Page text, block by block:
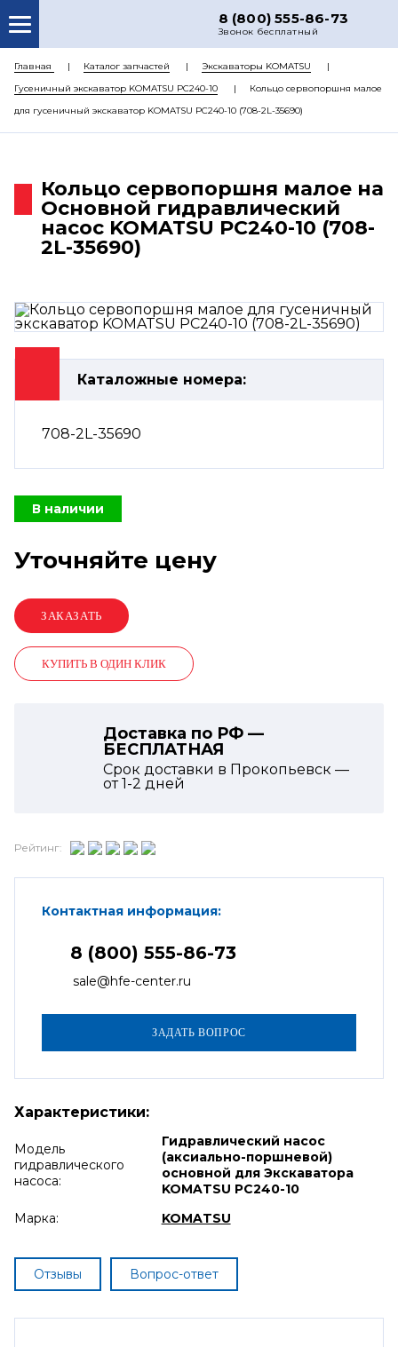
8 (800) 555-86-73
Звонок бесплатный
О НАС
КАТАЛОГ ЗАПЧАСТЕЙ
РЕМОНТ
ЦЕНЫ
КОНТАКТЫ
Главная Каталог запчастей
Экскаваторы KOMATSU
Гусеничный экскаватор KOMATSU PC240-10
Кольцо сервопоршня малое
для гусеничный экскаватор KOMATSU PC240-10 (708-2L-35690)
Кольцо сервопоршня малое на
Основной гидравлический
насос KOMATSU PC240-10 (708-
2L-35690)
Каталожные номера:
708-2L-35690
В наличии
Уточняйте цену
КУПИТЬ В ОДИН КЛИК
Доставка по РФ —
БЕСПЛАТНАЯ
Срок доставки в Прокопьевск —
от1-2 дней
Рейтинг:
Контактная информация:
8 (800) 555-86-73
sale@hfe-center.ru
Характеристики:
Модель
гидравлического
насоса:
Гидравлический насос
(аксиально-поршневой)
основной для Экскаватора
KOMATSU PC240-10
Марка:
KOMATSU
Отзывы Вопрос-ответ